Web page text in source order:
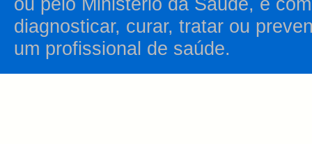
diagnosticar, curar, tratar ou
um profissional de saúde.